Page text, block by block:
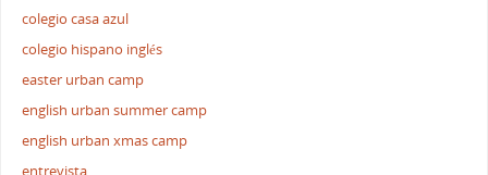
colegio casa azul
colegio hispano inglés
easter urban camp
english urban summer camp
english urban xmas camp